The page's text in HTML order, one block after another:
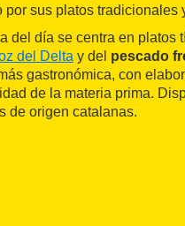
por sus platos tradicionales
del día se centra en platos
del Delta y del pescado
gastronómica, con
de la materia prima.
de origen catalanas.